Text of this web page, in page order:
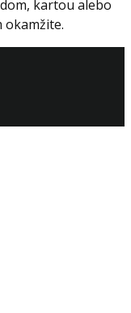
kartou alebo
okamžite.